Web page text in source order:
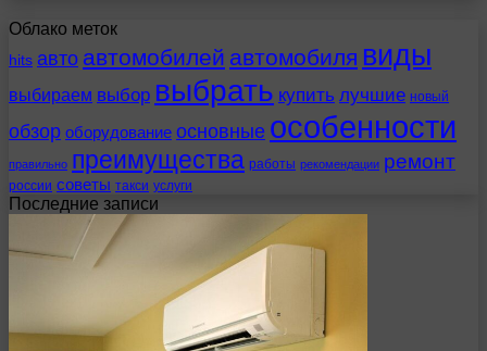
Облако меток
hits авто автомобилей автомобиля виды
выбираем выбор выбрать купить лучшие новый
обзор оборудование основные особенности
правильно преимущества работы рекомендации ремонт
россии советы такси услуги
Последние записи